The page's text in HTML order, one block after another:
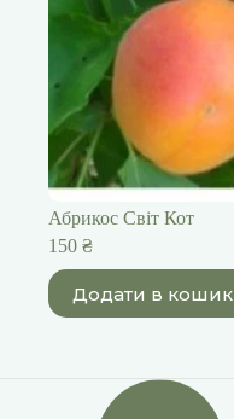
Абрикос Світ Кот
150 ₴
Додати в кошик